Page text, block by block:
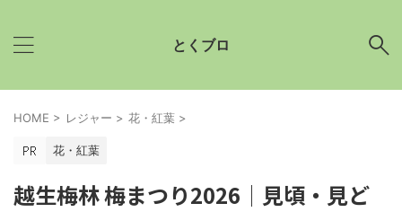
とくブロ
HOME > レジャー > 花・紅葉 >
花・紅葉
越生梅林 梅まつり2026│見頃・見ど